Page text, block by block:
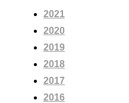
2021
2020
2019
2018
2017
2016